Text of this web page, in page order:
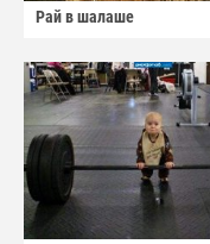
Рай в шалаше